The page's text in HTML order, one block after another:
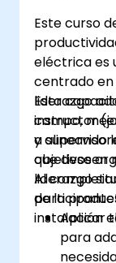
Este curso
eléctrica es
centrado en
liderazgo
campo,
y alineando
objetivos
Esta
instructor
a
que deseen
liderazgo
de la
instalación
Al
Aplicar
para